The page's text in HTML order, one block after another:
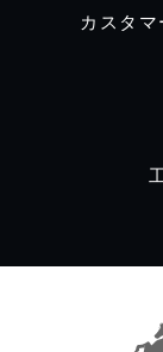
カスタ